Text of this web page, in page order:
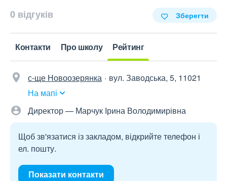
0 відгуків Зберегти
Контакти Про школу Рейтинг
с-ще Новоозерянка
вул. Заводська, 5, 11021
На мапі
Директор — Марчук Ірина Володимирівна
Щоб зв'язатися із закладом, відкрийте телефон і
ел. пошту.
Показати контакти